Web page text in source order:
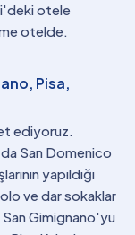
otele
otelde.
Pisa,
ediyoruz.
San Domenico
yapıldığı
ve dar sokaklar
San Gimignano'yu